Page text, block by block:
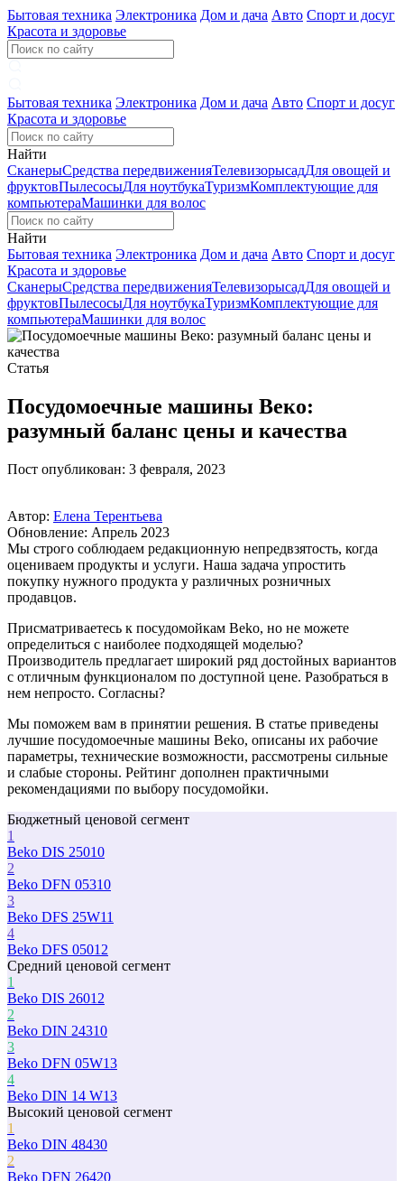
Бытовая техника Электроника Дом и дача Авто Спорт и досуг
Красота и здоровье
Бытовая техника Электроника Дом и дача Авто Спорт и досуг
Красота и здоровье
Найти
СканерыСредства передвиженияТелевизорысадДля овощей и
фруктовПылесосыДля ноутбукаТуризмКомплектующие для
компьютераМашинки для волос
Найти
Бытовая техника Электроника Дом и дача Авто Спорт и досуг
Красота и здоровье
СканерыСредства передвиженияТелевизорысадДля овощей и
фруктовПылесосыДля ноутбукаТуризмКомплектующие для
компьютераМашинки для волос
Статья
Посудомоечные машины Bеко:
разумный баланс цены и качества
Пост опубликован: 3 февраля, 2023
Автор: Елена Терентьева
Обновление: Апрель 2023
Мы строго соблюдаем редакционную непредвзятость, когда
оцениваем продукты и услуги. Наша задача упростить
покупку нужного продукта у различных розничных
продавцов.
Присматриваетесь к посудомойкам Beko, но не можете
определиться с наиболее подходящей моделью?
Производитель предлагает широкий ряд достойных вариантов
с отличным функционалом по доступной цене. Разобраться в
нем непросто. Согласны?
Мы поможем вам в принятии решения. В статье приведены
лучшие посудомоечные машины Beko, описаны их рабочие
параметры, технические возможности, рассмотрены сильные
и слабые стороны. Рейтинг дополнен практичными
рекомендациями по выбору посудомойки.
Бюджетный ценовой сегмент
1
Beko DIS 25010
2
Beko DFN 05310
3
Beko DFS 25W11
4
Beko DFS 05012
Средний ценовой сегмент
1
Beko DIS 26012
2
Beko DIN 24310
3
Beko DFN 05W13
4
Beko DIN 14 W13
Высокий ценовой сегмент
1
Beko DIN 48430
2
Beko DFN 26420